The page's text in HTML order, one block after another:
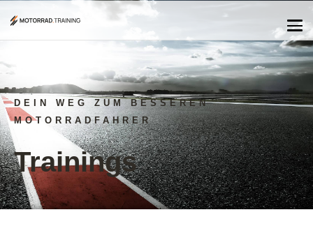
DEIN WEG ZUM BESSEREN
MOTORRADFAHRER
Trainings